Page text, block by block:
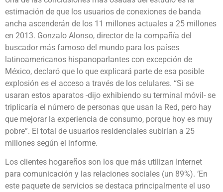
estimación de que los usuarios de conexiones de banda
ancha ascenderán de los 11 millones actuales a 25 millones
en 2013. Gonzalo Alonso, director de la compañía del
buscador más famoso del mundo para los países
latinoamericanos hispanoparlantes con excepción de
México, declaró que lo que explicará parte de esa posible
explosión es el acceso a través de los celulares. “Si se
usaran estos aparatos -dijo exhibiendo su terminal móvil- se
triplicaría el número de personas que usan la Red, pero hay
que mejorar la experiencia de consumo, porque hoy es muy
pobre”. El total de usuarios residenciales subirían a 25
millones según el informe.
Los clientes hogareños son los que más utilizan Internet
para comunicación y las relaciones sociales (un 89%). ‘En
este paquete de servicios se destaca principalmente el uso